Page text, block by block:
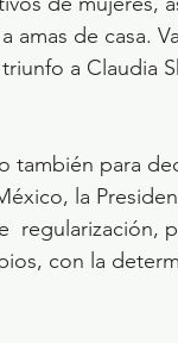
amas de casa.
a Claudia
también para
la
regularización,
con la